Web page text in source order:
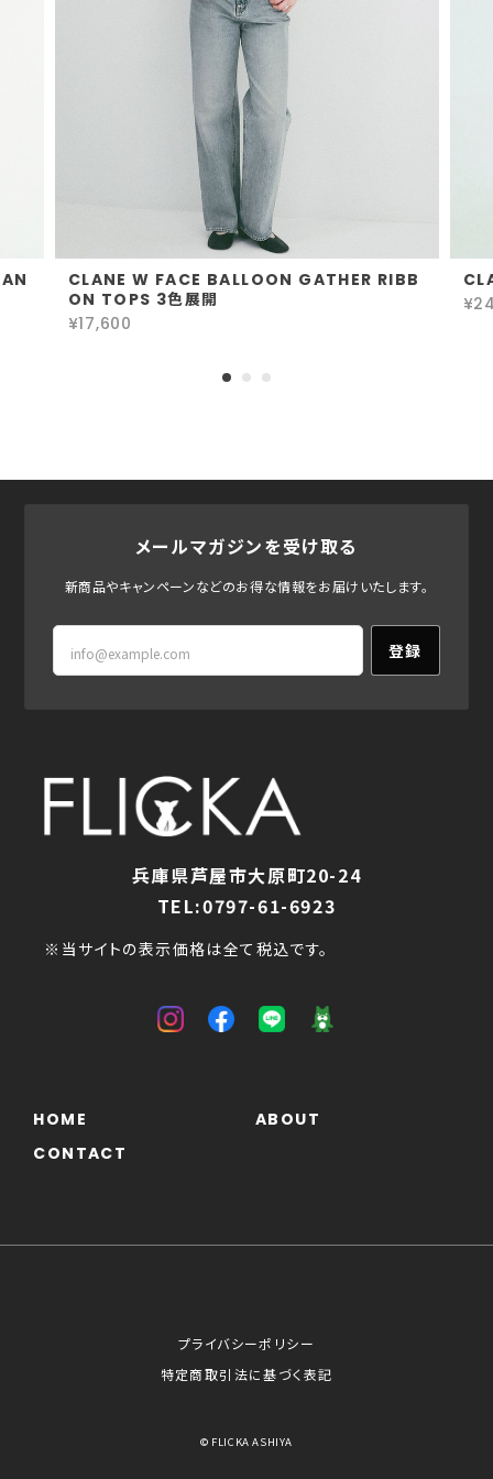
CLANE W FACE BALLOON GATHER RIBB
ON TOPS 3色展開
¥17,600
メールマガジンを受け取る
新商品やキャンペーンなどのお得な情報をお届けいたします。
登録
兵庫県芦屋市大原町20-24
TEL:0797-61-6923
※当サイトの表示価格は全て税込です。
HOME
ABOUT
CONTACT
プライバシーポリシー
特定商取引法に基づく表記
© FLICKA ASHIYA